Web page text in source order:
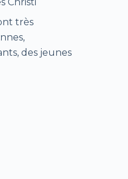
Christi
très
des jeunes